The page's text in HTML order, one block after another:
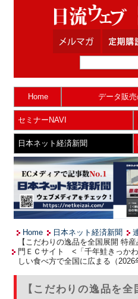
Home データ販売
セミナーNAVI
日本ネット経済新聞
Home 日本ネット経済新聞
【こだわりの逸品を全国展開 特
門ＥＣサイト <「千年鮭きっか
しい食べ方で全国に広まる（2026
【こだわりの逸品を全